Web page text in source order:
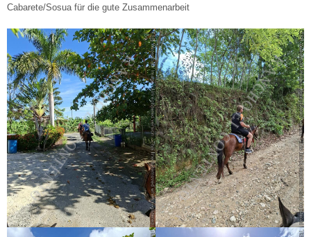
Cabarete/Sosua für die gute Zusammenarbeit